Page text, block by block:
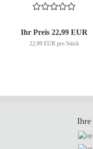
Ihr Preis 22,99 EUR
22,99 EUR pro Stück
Ihre